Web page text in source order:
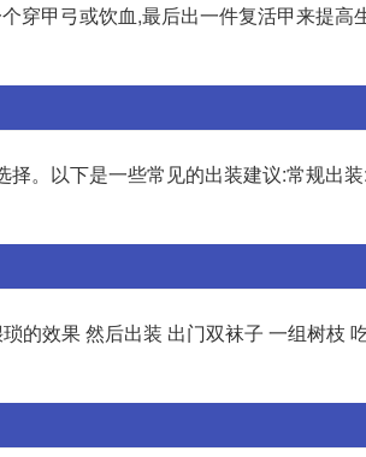
穿甲弓或饮血,最后出一件复活甲来提高
。以下是一些常见的出装建议:常规出
的效果 然后出装 出门双袜子 一组树枝